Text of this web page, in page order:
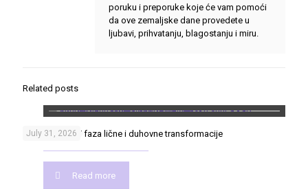
poruku i preporuke koje će vam pomoći
da ove zemaljske dane provedete u
ljubavi, prihvatanju, blagostanju i miru.
Related posts
July 31, 2026
Put heroja – 17 faza lične i duhovne transformacije
Read more